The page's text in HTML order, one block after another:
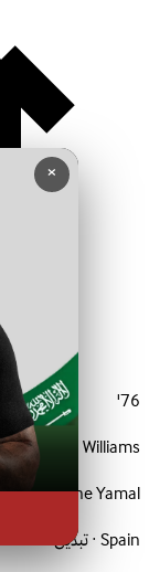
76'
In:
Nico Williams
Out:Lamine Yamal
Spain · تبديل
×